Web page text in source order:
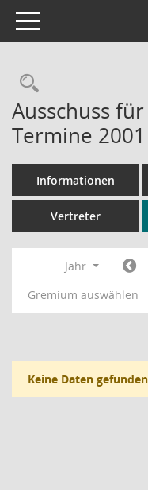
Toggle navigation
Ausschuss
Termine 2001
Informationen
Vertreter
Jahr
Gremium auswählen
Keine Daten